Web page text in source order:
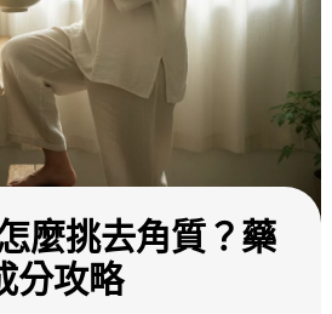
麼挑去角質？藥
分攻略